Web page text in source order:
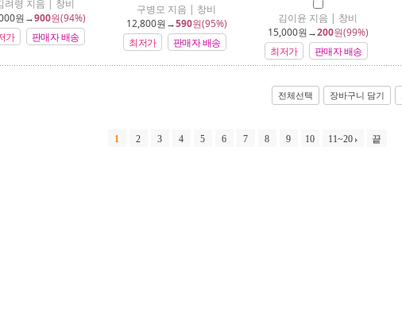
려령 지음 | 창비
원→900원(94%)
가
판매자 배송
구병모 지음 | 창비
12,800원→590원(95%)
최저가
판매자 배송
김이윤 지음 | 창비
15,000원→200원(99%)
최저가
판매자 배송
전체선택 장바구니 담기
1 2 3 4 5 6 7 8 9 10 11~20 끝